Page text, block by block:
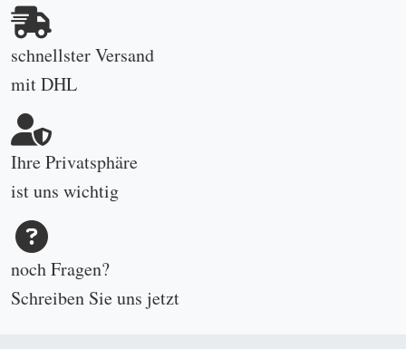
schnellster Versand
mit DHL
Ihre Privatsphäre
ist uns wichtig
noch Fragen?
Schreiben Sie uns jetzt